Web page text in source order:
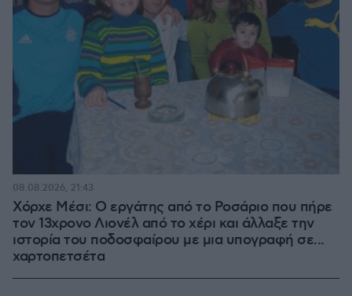
Χόρχε Μέσι: Ο εργάτης από το Ροσάριο που πήρε
τον 13χρονο Λιονέλ από το χέρι και άλλαξε την
ιστορία του ποδοσφαίρου με μια υπογραφή σε...
χαρτοπετσέτα
08.08.2026, 21:43